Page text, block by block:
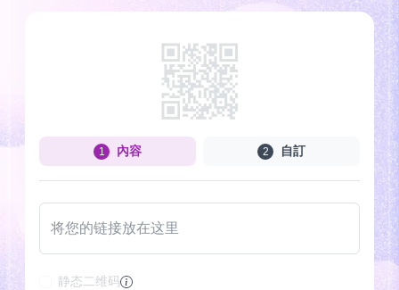
1 內容 2 自訂
将您的链接放在这里
静态二维码